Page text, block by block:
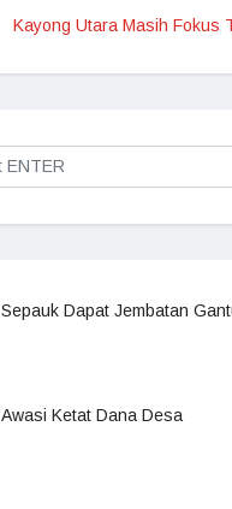
Kayong Utara Masih Fokus
Sepauk Dapat Jembatan
Awasi Ketat Dana Desa